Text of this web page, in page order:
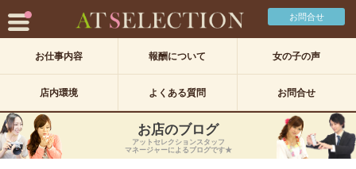
お問合せ
お仕事内容 報酬について 女の子の声
店内環境 よくある質問 お問合せ
お店のブログ
アットセレクションスタッフ
マネージャーによるブログです★